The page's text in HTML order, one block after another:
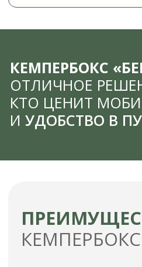
Невысокая цена
кемпербокс даже в небольшой
Наш кемпербок в несколько
раздешевле, чем постройка
автодомов